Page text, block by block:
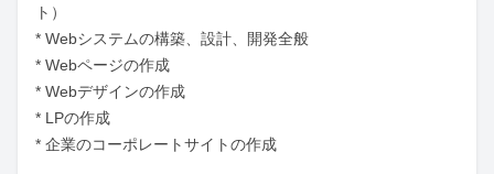
ト）
* Webシステムの構築、設計、開発全般
* Webページの作成
* Webデザインの作成
* LPの作成
* 企業のコーポレートサイトの作成